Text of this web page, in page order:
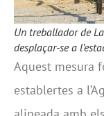
Un treballador de
desplaçar-se a
Aquest mesura
establertes a